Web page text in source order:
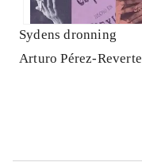
Sydens dronning
Arturo Pérez-Reverte